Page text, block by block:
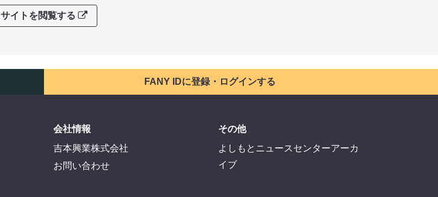
サイトを閲覧する
FANY IDに登録・ログインする
会社情報
吉本興業株式会社
お問い合わせ
その他
よしもとニュースセンターアーカ
イブ